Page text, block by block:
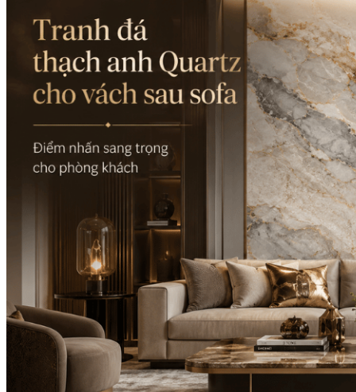
Kính Màu Ốp Bếp
Mặt Hàng nhập khẩu Container
Vách Tivi ỐP Đá Cao Cấp
Đá Limestone
Đá Onyx
Đá Ốp Mặt Tiền
Đá Quartz Alpilus
Đá Alpilus Brazil
Đá tự nhiên
Đá Thạch Anh
Đá Nhân Tạo